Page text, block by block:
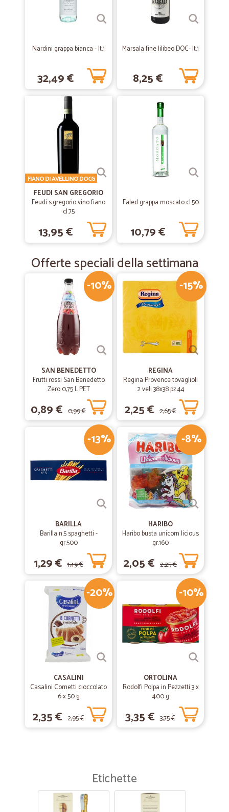
Questa volta ho ordinato della pasta al farro che non trovavo più nei
supermercati di zona. Il prezzo era buono, anche considerato il costo
tranquillamente questo venditore.
18/04/2020
— Silvia B.
Velocità nella consegna della…
Velocità nella consegna della spesa.assortimento prodotti buono
Matteo G.
Preciso e puntuale
Preciso e puntuale
—
complessivamente molto buona -
Da prendere in assoluta considerazione. Prodotti di qualita'. Buona
organizzazione, preparazione ordini, consegna rapida e curata. DA
CONSIGLIARE ai futuri clienti.
08/04/2019
— Rosalba S.
Ottimi prodotti
Nardini grappa bianca - lt.1
32,49 €
Marsala fine lilibeo DOC- lt.1
8,25 €
FEUDI SAN GREGORIO
Feudi s.gregorio vino fiano
cl.75
FIANO DI AVELLINO DOCG
13,95 €
Faled grappa moscato cl.50
10,79 €
Offerte speciali della settimana
-10%
SAN BENEDETTO
Frutti rossi San Benedetto
Zero 0,75 L PET
0,89 € 0,99 €
-15%
REGINA
Regina Provence tovaglioli
2 veli 38x38 pz.44
2,25 € 2,65 €
-13%
BARILLA
Barilla n.5 spaghetti -
gr.500
1,29 € 1,49 €
-8%
HARIBO
Haribo busta unicorn licious
gr.160
2,05 € 2,25 €
-20%
CASALINI
Casalini Cornetti cioccolato
6 x 50 g
2,35 € 2,95 €
-10%
ORTOLINA
Rodolfi Polpa in Pezzetti 3 x
400 g
3,35 € 3,75 €
Etichette